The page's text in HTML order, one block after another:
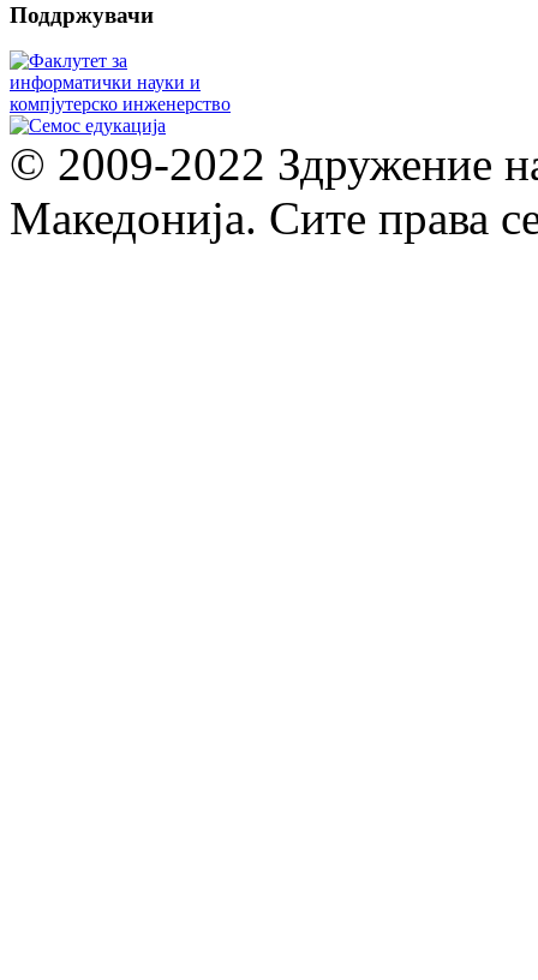
Поддржувачи
© 2009-2022 Здружение
Македонија. Сите права